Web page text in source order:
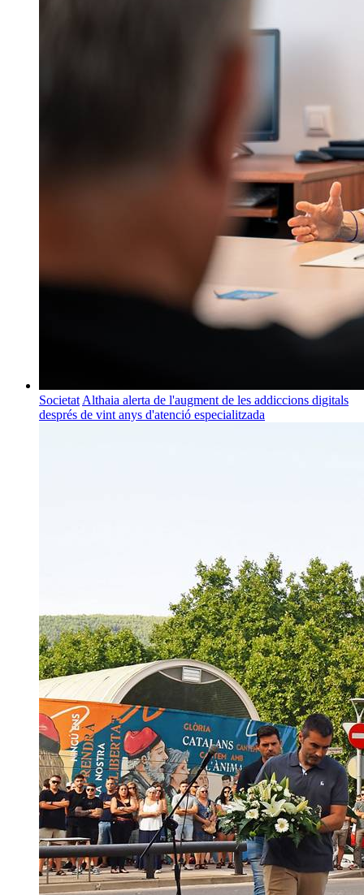
Societat Althaia alerta de l'augment de les addiccions digitals
després de vint anys d'atenció especialitzada